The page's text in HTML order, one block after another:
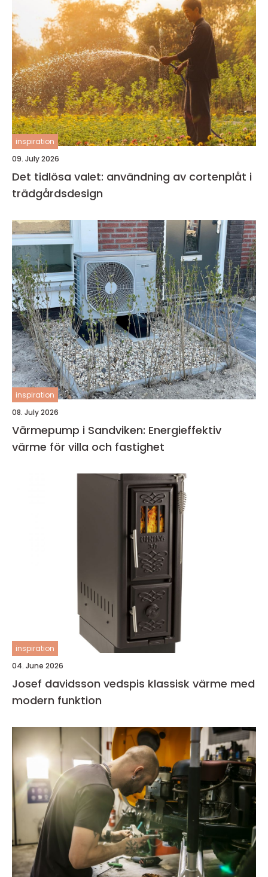
inspiration
09. July 2026
Det tidlösa valet: användning av cortenplåt i
trädgårdsdesign
inspiration
08. July 2026
Värmepump i Sandviken: Energieffektiv
värme för villa och fastighet
inspiration
04. June 2026
Josef davidsson vedspis klassisk värme med
modern funktion